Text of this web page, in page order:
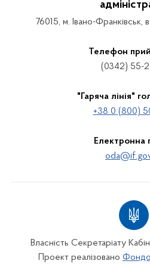
76015, м. Івано-Франківськ,
Телефон
(0342) 55-
"Гаряча лінія"
+38 0 (800)
Електронна
Власність Секретаріату
Проект реалізовано